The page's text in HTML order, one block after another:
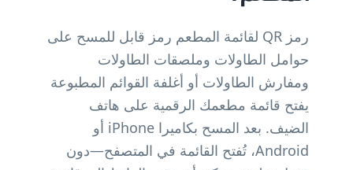
رمز QR لقائمة المطعم رمز قابل للمسح على
حوامل الطاولات وملصقات الطاولات
ومفارش الطاولات أو أغلفة القوائم المطبوعة
يفتح قائمة مطعمك الرقمية على هاتف
الضيف. بعد المسح بكاميرا iPhone أو
Android، تُفتح القائمة في المتصفح—دون